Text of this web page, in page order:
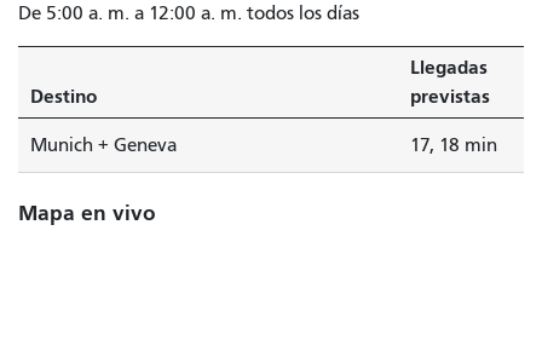
De 5:00 a. m. a 12:00 a. m. todos los días
Destino
Llegadas
previstas
Munich + Geneva 17, 18 min
Mapa en vivo